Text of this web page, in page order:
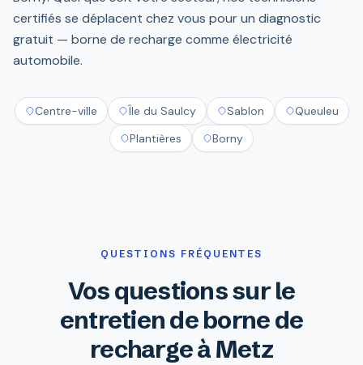
certifiés se déplacent chez vous pour un diagnostic
gratuit — borne de recharge comme électricité
automobile.
Centre-ville Île du Saulcy Sablon
Queuleu
Plantières
Borny
QUESTIONS FRÉQUENTES
Vos questions sur le
entretien de borne de
recharge à Metz